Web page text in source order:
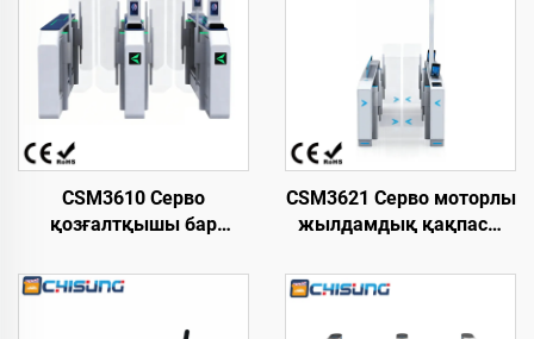
CSM3610 Серво
қозғалтқышы бар
жаяу жүргіншілерге
L2800*W220*H1000 мм,
CSM3621 Серво моторлы
жылдамдық қақпасы
Премиум дизайн, суық
тартылған болат, 18-
Инфрақызыл қауіпсіздік